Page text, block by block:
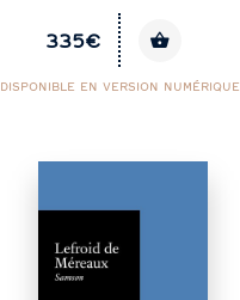
335€
DISPONIBLE EN VERSION NUMÉRIQUE